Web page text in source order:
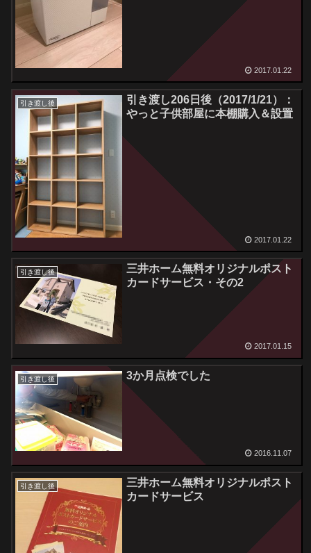
2017.01.22
引き渡し後
引き渡し206日後（2017/1/21）：
やっと子供部屋に本棚購入＆設置
2017.01.22
引き渡し後
三井ホーム無料オリジナルポスト
カードサービス・その2
2017.01.15
引き渡し後 3か月点検でした
2016.11.07
引き渡し後
三井ホーム無料オリジナルポスト
カードサービス